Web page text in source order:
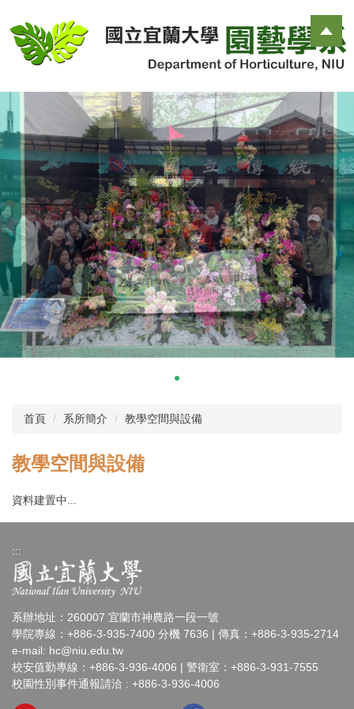
到
主
容
區
首頁 系所簡介 教學空間與設備
教學空間與設備
資料建置中...
:::
系辦地址：260007 宜蘭市神農路一段一號
學院專線：+886-3-935-7400 分機 7636 | 傳真：+886-3-935-2714
e-mail: hc@niu.edu.tw
校安值勤專線：+886-3-936-4006 | 警衛室：+886-3-931-7555
校園性別事件通報請洽 : +886-3-936-4006